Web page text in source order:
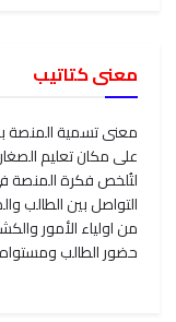
معنى كتاتيب
معنى تسمية المنصة
على مكان تعليم
لتُلخص فكرة المنصة
التواصل بين الطالب
من اولياء الأمور
حضور الطالب